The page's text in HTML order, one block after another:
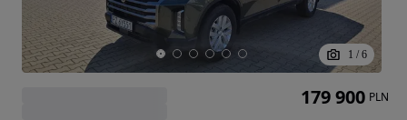
1 / 6
179 900 PLN